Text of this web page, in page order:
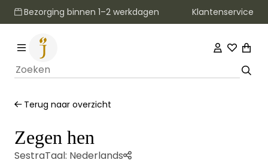
Bezorging binnen 1–2 werkdagen Klantenservice
Terug naar overzicht
Zegen hen
SestraTaal: Nederlands